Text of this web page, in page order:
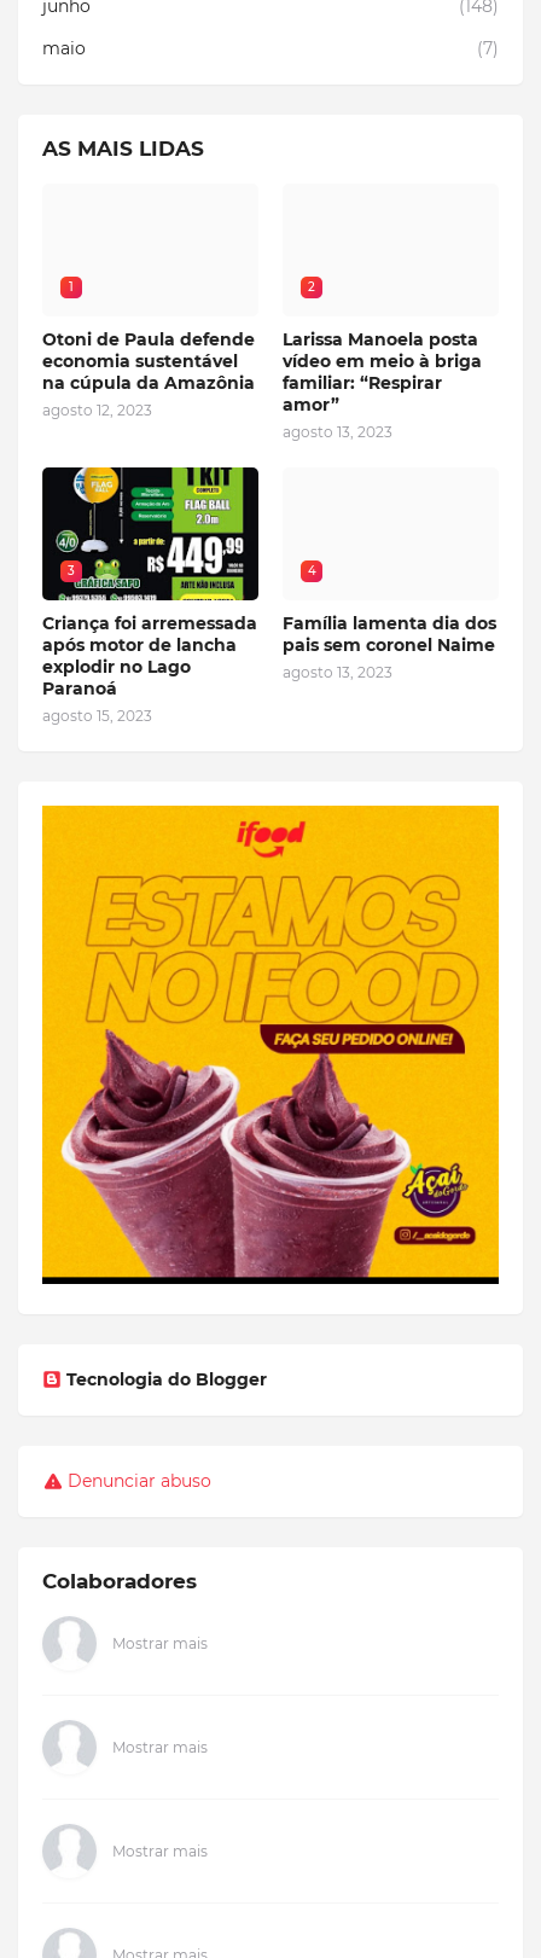
junho
(148)
maio
(7)
AS MAIS LIDAS
1
Otoni de Paula defende
economia sustentável
na cúpula da Amazônia
agosto 12, 2023
2
Larissa Manoela posta
vídeo em meio à briga
familiar: “Respirar
amor”
agosto 13, 2023
3
Criança foi arremessada
após motor de lancha
explodir no Lago
Paranoá
agosto 15, 2023
4
Família lamenta dia dos
pais sem coronel Naime
agosto 13, 2023
Tecnologia do Blogger
Denunciar abuso
Colaboradores
Mostrar mais
Mostrar mais
Mostrar mais